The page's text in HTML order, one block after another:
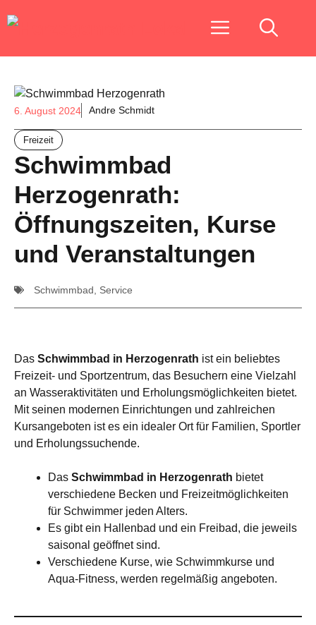
Inhalt
Menu
6. August 2024 Andre Schmidt
Freizeit
Schwimmbad
Herzogenrath:
Öffnungszeiten, Kurse
und Veranstaltungen
Schwimmbad Service
Das Schwimmbad in Herzogenrath ist ein beliebtes
Freizeit- und Sportzentrum, das Besuchern eine Vielzahl
an Wasseraktivitäten und Erholungsmöglichkeiten bietet.
Mit seinen modernen Einrichtungen und zahlreichen
Kursangeboten ist es ein idealer Ort für Familien, Sportler
und Erholungssuchende.
Das Schwimmbad in Herzogenrath bietet
verschiedene Becken und Freizeitmöglichkeiten
für Schwimmer jeden Alters.
Es gibt ein Hallenbad und ein Freibad, die jeweils
saisonal geöffnet sind.
Verschiedene Kurse, wie Schwimmkurse und
Aqua-Fitness, werden regelmäßig angeboten.